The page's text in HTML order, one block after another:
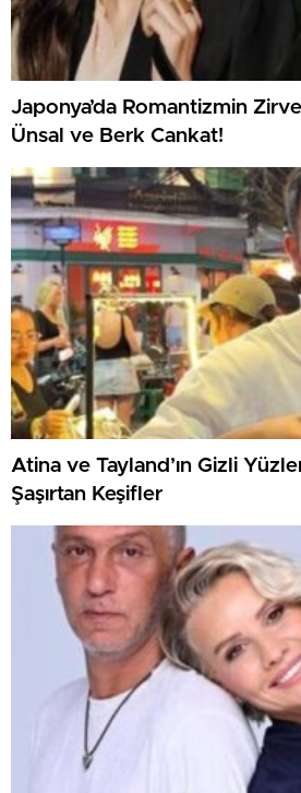
Japonya’da Romantizmin
Ünsal ve Berk Cankat!
Atina ve Tayland’ın Gizli
Şaşırtan Keşifler